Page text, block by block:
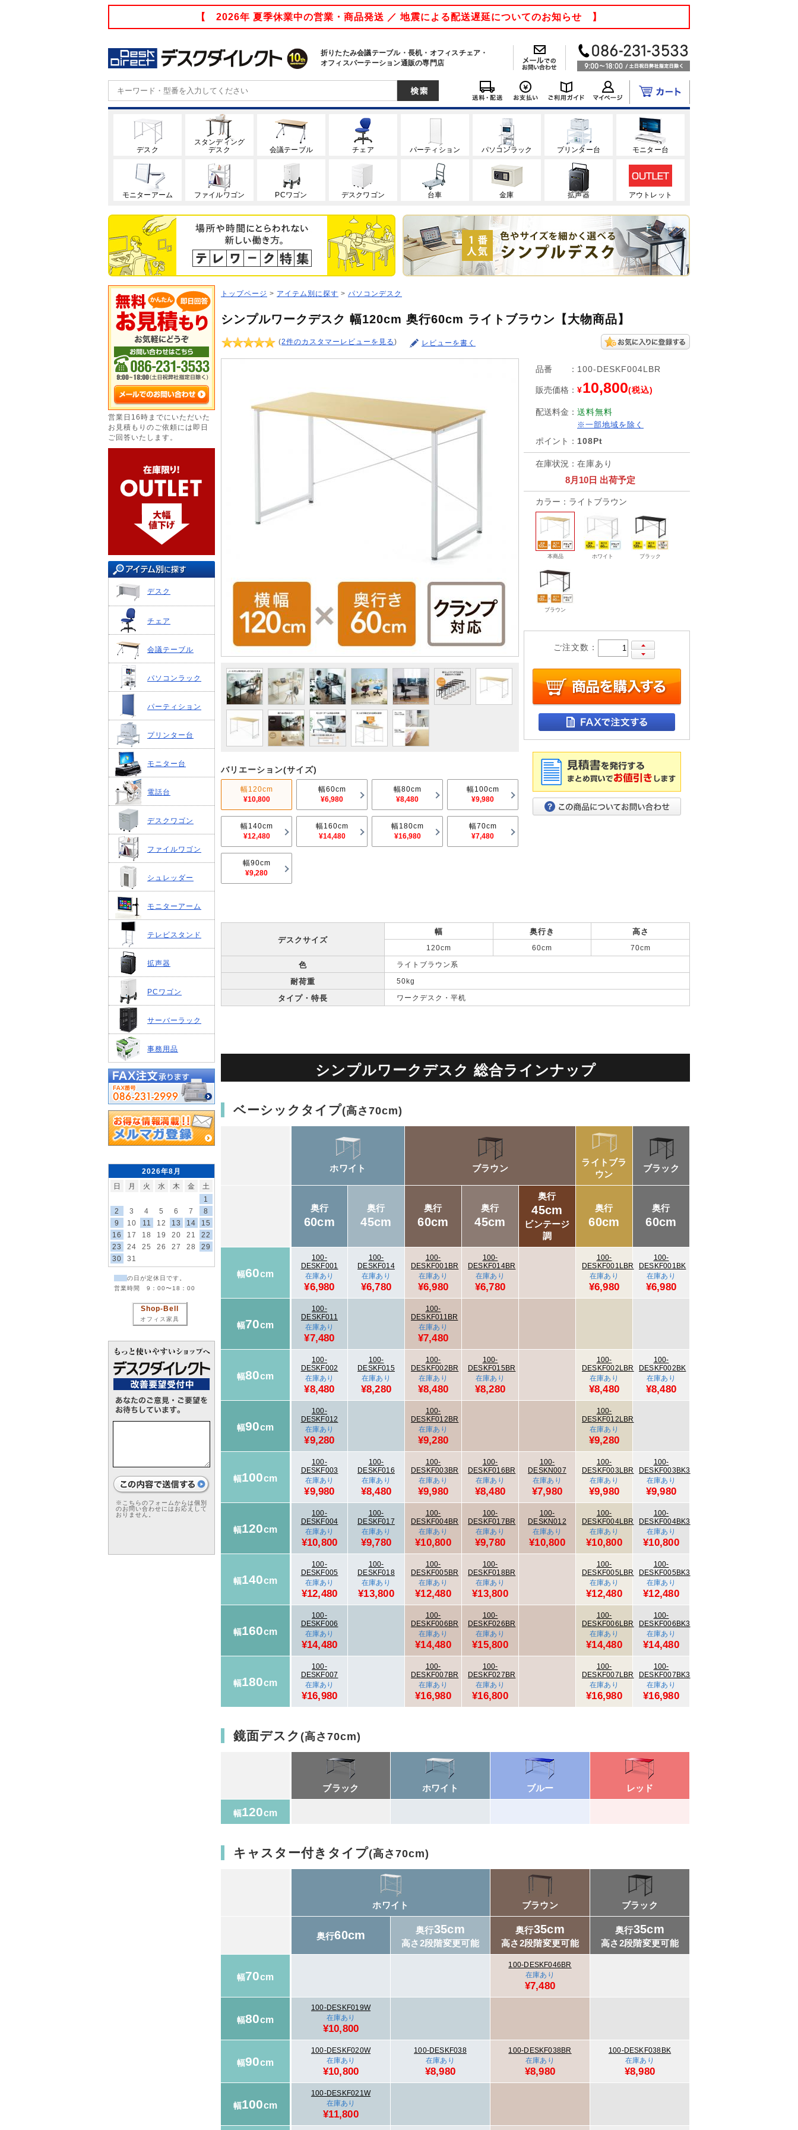
【 2026年 夏季休業中の営業・商品発送 ／ 地震による配送遅延についてのお知らせ 】
折りたたみ会議テーブル・長机・オフィスチェア・
オフィスパーテーション通販の専門店
デスク
スタンディング
デスク
会議テーブル チェア パーティション パソコンラック プリンター台 モニター台
モニターアーム ファイルワゴン PCワゴン デスクワゴン 台車 金庫 拡声器 アウトレット
営業日16時までにいただいた
お見積もりのご依頼には即日
ご回答いたします。
デスク
チェア
会議テーブル
パソコンラック
パーティション
プリンター台
モニター台
電話台
デスクワゴン
ファイルワゴン
シュレッダー
モニターアーム
テレビスタンド
拡声器
PCワゴン
サーバーラック
事務用品
2026年8月
日
月 火 水 木 金
土
1
2
3 4 5 6 7
8
9
10 11 12 13 14
15
16
17 18 19 20 21
22
23
24 25 26 27 28
29
30
31
の日が定休日です。
営業時間 9：00〜18：00
Shop-Bell
オフィス家具
※こちらのフォームからは個別
のお問い合わせにはお応えして
おりません。
トップページ > アイテム別に探す > パソコンデスク
シンプルワークデスク 幅120cm 奥行60cm ライトブラウン【大物商品】
(2件のカスタマーレビューを見る) レビューを書く
バリエーション(サイズ)
幅120cm
¥10,800
幅60cm
¥6,980
幅80cm
¥8,480
幅100cm
¥9,980
幅140cm
¥12,480
幅160cm
¥14,480
幅180cm
¥16,980
幅70cm
¥7,480
幅90cm
¥9,280
品番 ： 100-DESKF004LBR
販売価格 ： ¥10,800(税込)
配送料金 ： 送料無料
※一部地域を除く
ポイント ： 108Pt
在庫状況 ： 在庫あり
8月10日 出荷予定
カラー：ライトブラウン
本商品 ホワイト ブラック
ブラウン
ご注文数：
デスクサイズ
幅 奥行き 高さ
120cm 60cm 70cm
色 ライトブラウン系
耐荷重 50kg
タイプ・特長 ワークデスク・平机
シンプルワークデスク 総合ラインナップ
ベーシックタイプ(高さ70cm)
ホワイト ブラウン
ライトブラ
ウン
ブラック
奥行
60cm
奥行
45cm
奥行
60cm
奥行
45cm
奥行
45cm
ビンテージ
調
奥行
60cm
奥行
60cm
幅60cm
100-
DESKF001
在庫あり
¥6,980
100-
DESKF014
在庫あり
¥6,780
100-
DESKF001BR
在庫あり
¥6,980
100-
DESKF014BR
在庫あり
¥6,780
100-
DESKF001LBR
在庫あり
¥6,980
100-
DESKF001BK
在庫あり
¥6,980
幅70cm
100-
DESKF011
在庫あり
¥7,480
100-
DESKF011BR
在庫あり
¥7,480
幅80cm
100-
DESKF002
在庫あり
¥8,480
100-
DESKF015
在庫あり
¥8,280
100-
DESKF002BR
在庫あり
¥8,480
100-
DESKF015BR
在庫あり
¥8,280
100-
DESKF002LBR
在庫あり
¥8,480
100-
DESKF002BK
在庫あり
¥8,480
幅90cm
100-
DESKF012
在庫あり
¥9,280
100-
DESKF012BR
在庫あり
¥9,280
100-
DESKF012LBR
在庫あり
¥9,280
幅100cm
100-
DESKF003
在庫あり
¥9,980
100-
DESKF016
在庫あり
¥8,480
100-
DESKF003BR
在庫あり
¥9,980
100-
DESKF016BR
在庫あり
¥8,480
100-
DESKN007
在庫あり
¥7,980
100-
DESKF003LBR
在庫あり
¥9,980
100-
DESKF003BK3
在庫あり
¥9,980
幅120cm
100-
DESKF004
在庫あり
¥10,800
100-
DESKF017
在庫あり
¥9,780
100-
DESKF004BR
在庫あり
¥10,800
100-
DESKF017BR
在庫あり
¥9,780
100-
DESKN012
在庫あり
¥10,800
100-
DESKF004LBR
在庫あり
¥10,800
100-
DESKF004BK3
在庫あり
¥10,800
幅140cm
100-
DESKF005
在庫あり
¥12,480
100-
DESKF018
在庫あり
¥13,800
100-
DESKF005BR
在庫あり
¥12,480
100-
DESKF018BR
在庫あり
¥13,800
100-
DESKF005LBR
在庫あり
¥12,480
100-
DESKF005BK3
在庫あり
¥12,480
幅160cm
100-
DESKF006
在庫あり
¥14,480
100-
DESKF006BR
在庫あり
¥14,480
100-
DESKF026BR
在庫あり
¥15,800
100-
DESKF006LBR
在庫あり
¥14,480
100-
DESKF006BK3
在庫あり
¥14,480
幅180cm
100-
DESKF007
在庫あり
¥16,980
100-
DESKF007BR
在庫あり
¥16,980
100-
DESKF027BR
在庫あり
¥16,800
100-
DESKF007LBR
在庫あり
¥16,980
100-
DESKF007BK3
在庫あり
¥16,980
鏡面デスク (高さ70cm)
ブラック ホワイト ブルー レッド
幅120cm
キャスター付きタイプ(高さ70cm)
ホワイト ブラウン ブラック
奥行60cm 奥行35cm
高さ2段階変更可能
奥行35cm
高さ2段階変更可能
奥行35cm
高さ2段階変更可能
幅70cm
100-DESKF046BR
在庫あり
¥7,480
幅80cm
100-DESKF019W
在庫あり
¥10,800
幅90cm
100-DESKF020W
在庫あり
¥10,800
100-DESKF038
在庫あり
¥8,980
100-DESKF038BR
在庫あり
¥8,980
100-DESKF038BK
在庫あり
¥8,980
幅100cm
100-DESKF021W
在庫あり
¥11,800